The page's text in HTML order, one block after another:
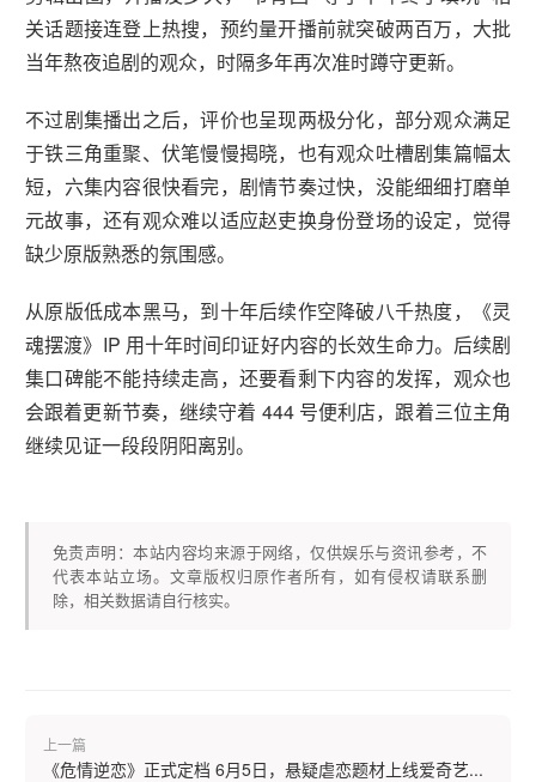
关话题接连登上热搜，预约量开播前就突破两百万，大批
当年熬夜追剧的观众，时隔多年再次准时蹲守更新。
不过剧集播出之后，评价也呈现两极分化，部分观众满足
于铁三角重聚、伏笔慢慢揭晓，也有观众吐槽剧集篇幅太
短，六集内容很快看完，剧情节奏过快，没能细细打磨单
元故事，还有观众难以适应赵吏换身份登场的设定，觉得
缺少原版熟悉的氛围感。
从原版低成本黑马，到十年后续作空降破八千热度，《灵
魂摆渡》IP 用十年时间印证好内容的长效生命力。后续剧
集口碑能不能持续走高，还要看剩下内容的发挥，观众也
会跟着更新节奏，继续守着 444 号便利店，跟着三位主角
继续见证一段段阴阳离别。
免责声明：本站内容均来源于网络，仅供娱乐与资讯参考，不
代表本站立场。文章版权归原作者所有，如有侵权请联系删
除，相关数据请自行核实。
上一篇
《危情逆恋》正式定档 6月5日，悬疑虐恋题材上线爱奇艺...